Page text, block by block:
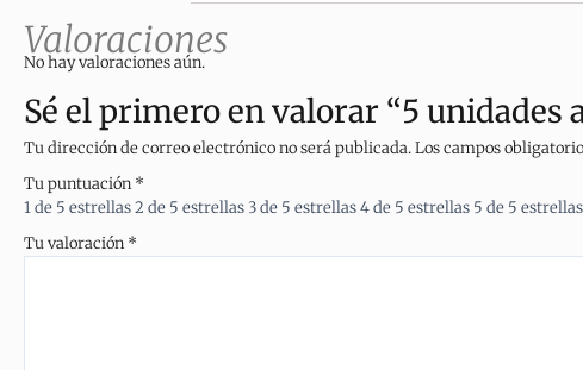
Valoraciones
No hay valoraciones aún.
Sé el primero en valorar “5 unidades
Tu dirección de correo electrónico no será publicada.Los campos
Tu puntuación *
1 de 5 estrellas2 de 5 estrellas3 de 5 estrellas4 de 5 estrellas 5 de 5 estrellas
Tu valoración *